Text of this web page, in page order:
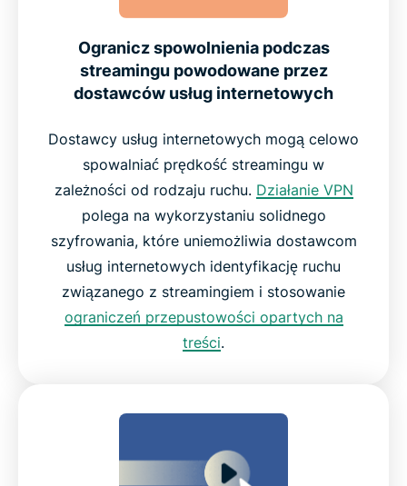
Ogranicz spowolnienia podczas
streamingu powodowane przez
dostawców usług internetowych
Dostawcy usług internetowych mogą celowo
spowalniać prędkość streamingu w
zależności od rodzaju ruchu. Działanie VPN
polega na wykorzystaniu solidnego
szyfrowania, które uniemożliwia dostawcom
usług internetowych identyfikację ruchu
związanego z streamingiem i stosowanie
ograniczeń przepustowości opartych na
treści.